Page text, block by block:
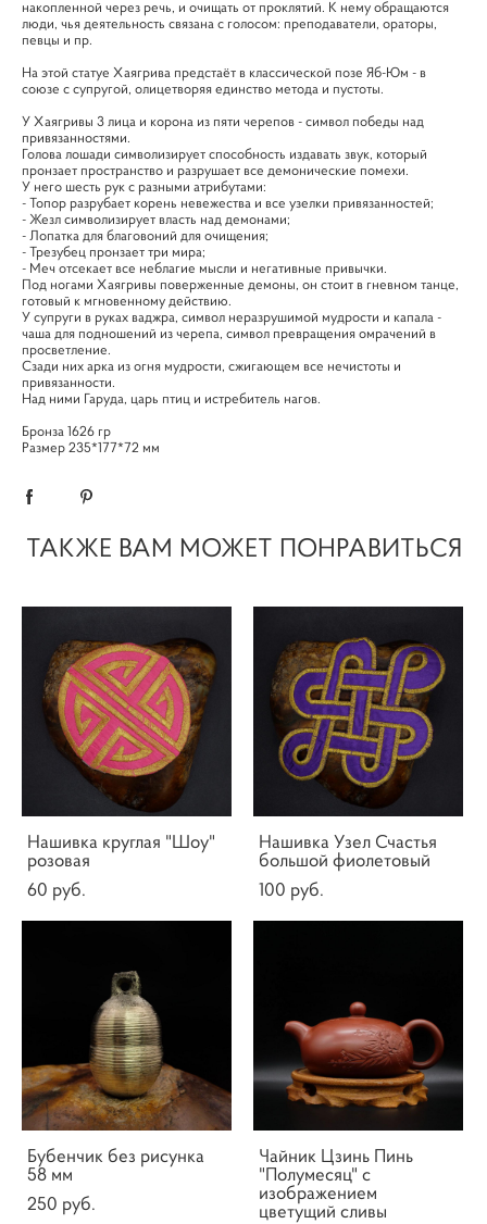
накопленной через речь, и очищать от проклятий. К нему обращаются
люди, чья деятельность связана с голосом: преподаватели, ораторы,
певцы и пр.
На этой статуе Хаягрива предстаёт в классической позе Яб-Юм - в
союзе с супругой, олицетворяя единство метода и пустоты.
У Хаягривы 3 лица и корона из пяти черепов - символ победы над
привязанностями.
Голова лошади символизирует способность издавать звук, который
пронзает пространство и разрушает все демонические помехи.
У него шесть рук с разными атрибутами:
- Топор разрубает корень невежества и все узелки привязанностей;
- Жезл символизирует власть над демонами;
- Лопатка для благовоний для очищения;
- Трезубец пронзает три мира;
- Меч отсекает все неблагие мысли и негативные привычки.
Под ногами Хаягривы поверженные демоны, он стоит в гневном танце,
готовый к мгновенному действию.
У супруги в руках ваджра, символ неразрушимой мудрости и капала -
чаша для подношений из черепа, символ превращения омрачений в
просветление.
Сзади них арка из огня мудрости, сжигающем все нечистоты и
привязанности.
Над ними Гаруда, царь птиц и истребитель нагов.
Бронза 1626 гр
Размер 235*177*72 мм
ТАКЖЕ ВАМ МОЖЕТ ПОНРАВИТЬСЯ
Нашивка круглая "Шоу"
розовая
60 pуб.
Нашивка Узел Счастья
большой фиолетовый
100 pуб.
Бубенчик без рисунка
58 мм
250 pуб.
Чайник Цзинь Пинь
"Полумесяц" с
изображением
цветущий сливы